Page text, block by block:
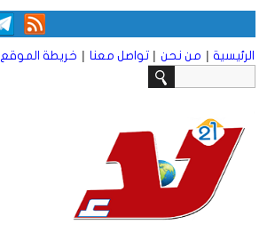
الرئيسية | من نحن | تواصل معنا | خريطة الموقع